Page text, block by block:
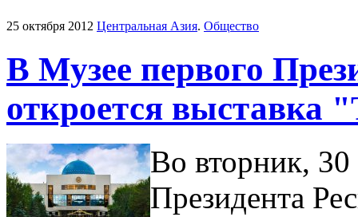
25 октября 2012 Центральная Азия. Общество
В Музее первого
откроется
Во вторник,
Президента